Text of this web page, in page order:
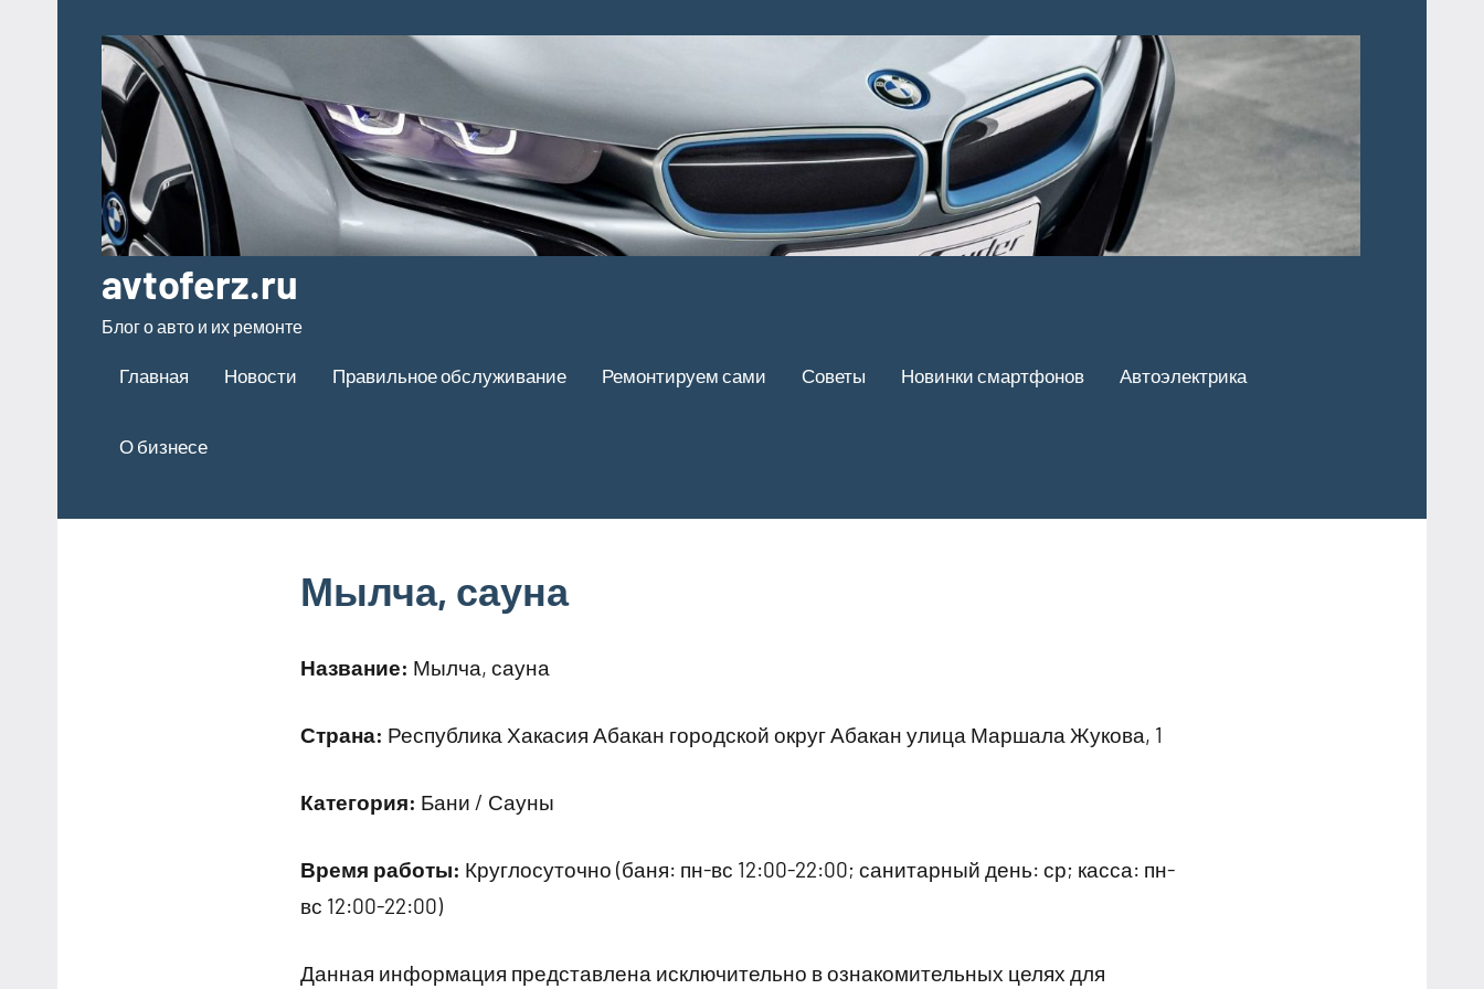
содержимому
avtoferz.ru
Блог о авто и их ремонте
Главная Новости Правильное обслуживание Ремонтируем сами Советы Новинки смартфонов Автоэлектрика
О бизнесе
Мылча, сауна
Название: Мылча, сауна
Страна: Республика Хакасия Абакан городской округ Абакан улица Маршала Жукова, 1
Категория: Бани / Сауны
Время работы: Круглосуточно (баня: пн-вс 12:00-22:00; санитарный день: ср; касса: пн-
вс 12:00-22:00)
Данная информация представлена исключительно в ознакомительных целях для